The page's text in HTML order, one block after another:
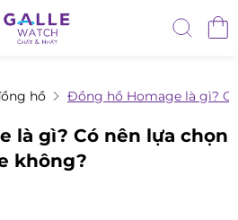
hồ Đồng hồ Homage là gì?
là gì? Có nên lựa chọn
không?